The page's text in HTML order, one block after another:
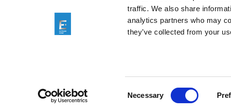
traffic. We also share
analytics partners who may
they’ve collected from your
Necessary
一般条款和条件
We are using cookies to
You can find out more